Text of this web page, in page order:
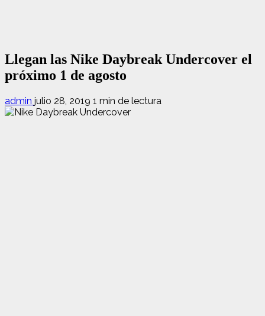
Llegan las Nike Daybreak Undercover el
próximo 1 de agosto
admin julio 28, 2019 1 min de lectura